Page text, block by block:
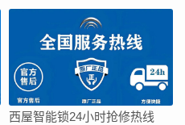
西屋智能锁24小时抢修热线